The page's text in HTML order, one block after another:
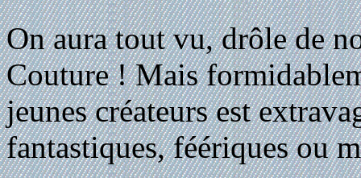
On aura tout vu, drôle de
Couture ! Mais
jeunes créateurs est
fantastiques, féériques ou